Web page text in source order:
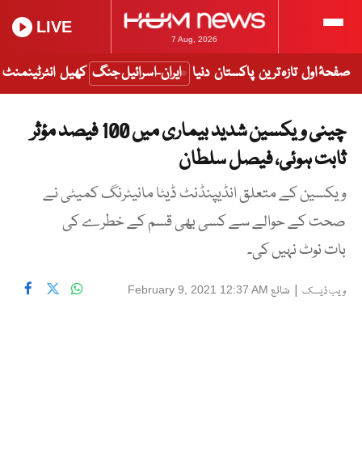
7 Aug, 2026
LIVE
صفحۂ اول تازہ ترین پاکستان دنیا ایران-اسرائیل جنگ کھیل انٹرٹینمنٹ
چینی ویکسین شدید بیماری میں 100 فیصد مؤثر
ثابت ہوئی، فیصل سلطان
ویکسین کے متعلق انڈیپنڈنٹ ڈیٹا مانیٹرنگ کمیٹی نے
صحت کے حوالے سے کسی بھی قسم کے خطرے کی
بات نوٹ نہیں کی۔
ویب ڈیسک | شائع February 9, 2021 12:37 AM